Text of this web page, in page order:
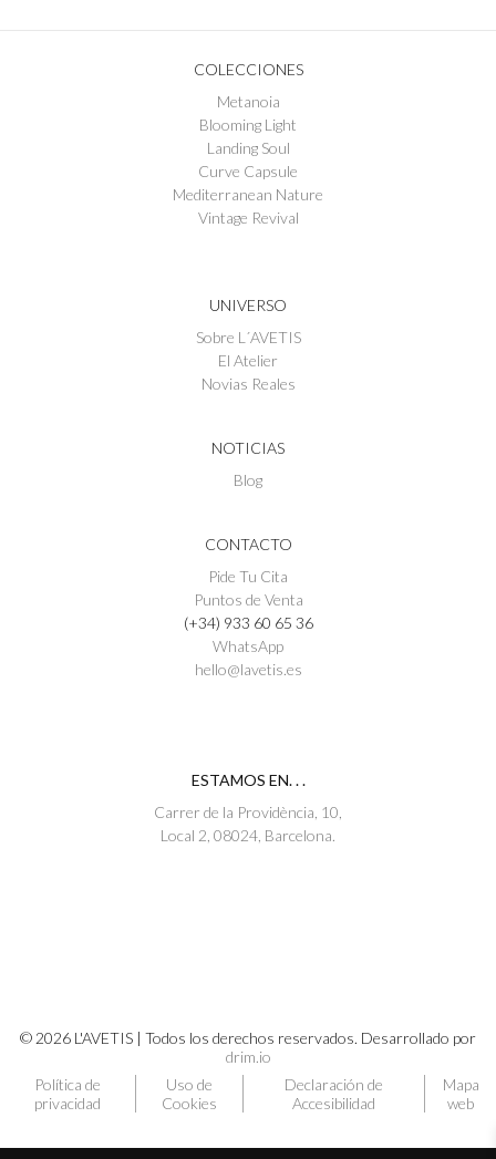
COLECCIONES
Metanoia
Blooming Light
Landing Soul
Curve Capsule
Mediterranean Nature
Vintage Revival
UNIVERSO
Sobre L´AVETIS
El Atelier
Novias Reales
NOTICIAS
Blog
CONTACTO
Pide Tu Cita
Puntos de Venta
(+34) 933 60 65 36
WhatsApp
hello@lavetis.es
ESTAMOS EN. . .
Carrer de la Providència, 10,
Local 2, 08024, Barcelona.
© 2026 L'AVETIS | Todos los derechos reservados. Desarrollado por
drim.io
Política de
privacidad
Uso de
Cookies
Declaración de
Accesibilidad
Mapa
web